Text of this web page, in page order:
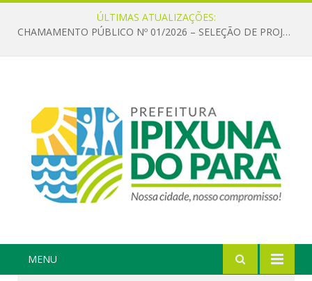
ÚLTIMAS ATUALIZAÇÕES:
CHAMAMENTO PÚBLICO Nº 01/2026 – SELEÇÃO DE PROJETOS PARA FIRMAR TERMO DE EXECUÇÃO CULTURAL COM RECURSOS DA POLÍTICA NACIONAL ALDIR BLANC DE FOMENTO À CULTURA – PNAB (LEI Nº 14.399/2022)
MENU